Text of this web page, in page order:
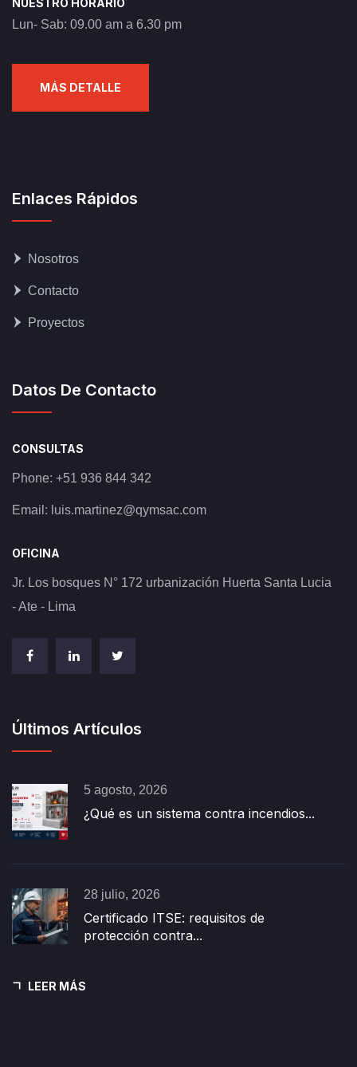
NUESTRO HORARIO
Lun- Sab: 09.00 am a 6.30 pm
MÁS DETALLE
Enlaces Rápidos
Nosotros
Contacto
Proyectos
Datos De Contacto
CONSULTAS
Phone: +51 936 844 342
Email: luis.martinez@qymsac.com
OFICINA
Jr. Los bosques N° 172 urbanización Huerta Santa Lucia
- Ate - Lima
Últimos Artículos
5 agosto, 2026
¿Qué es un sistema contra incendios...
28 julio, 2026
Certificado ITSE: requisitos de
protección contra...
LEER MÁS